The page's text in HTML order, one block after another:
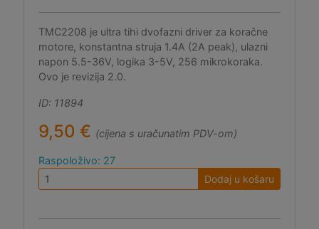
TMC2208 je ultra tihi dvofazni driver za koračne
motore, konstantna struja 1.4A (2A peak), ulazni
napon 5.5-36V, logika 3-5V, 256 mikrokoraka.
Ovo je revizija 2.0.
ID: 11894
9,50 € (cijena s uračunatim PDV-om)
Raspoloživo: 27
Dodaj u košaru